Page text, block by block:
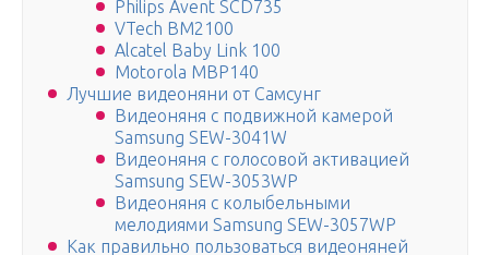
Philips Avent SCD735
VTech BM2100
Alcatel Baby Link 100
Motorola MBP140
Лучшие видеоняни от Самсунг
Видеоняня с подвижной камерой
Samsung SEW-3041W
Видеоняня с голосовой активацией
Samsung SEW-3053WP
Видеоняня с колыбельными
мелодиями Samsung SEW-3057WP
Как правильно пользоваться видеоняней